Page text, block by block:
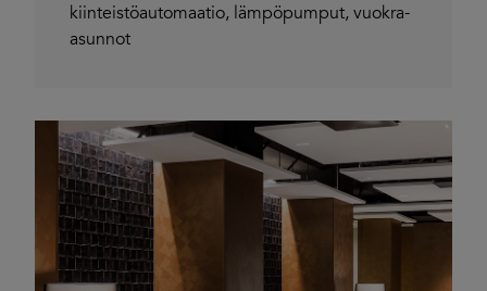
kiinteistöautomaatio, lämpöpumput, vuokra-
asunnot